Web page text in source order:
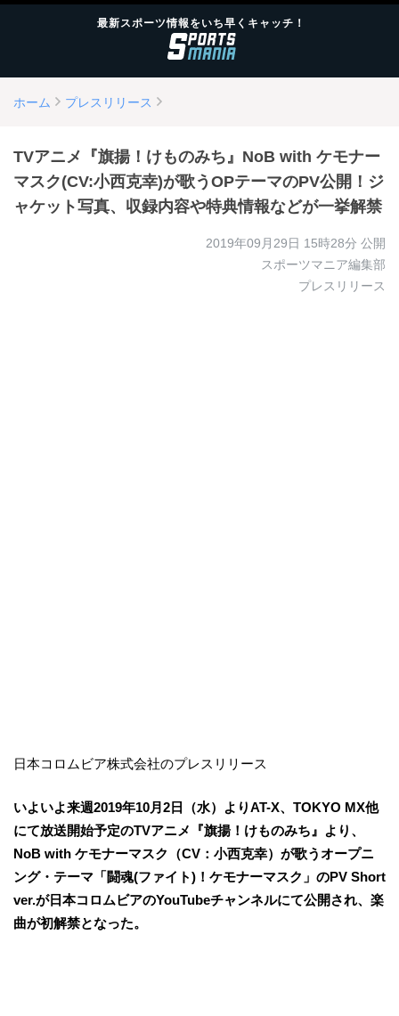
最新スポーツ情報をいち早くキャッチ！
ホーム プレスリリース
TVアニメ『旗揚！けものみち』NoB with ケモナー
マスク(CV:小西克幸)が歌うOPテーマのPV公開！ジ
ャケット写真、収録内容や特典情報などが一挙解禁
2019年09月29日 15時28分 公開
スポーツマニア編集部
プレスリリース
日本コロムビア株式会社のプレスリリース
いよいよ来週2019年10月2日（水）よりAT-X、TOKYO MX他
にて放送開始予定のTVアニメ『旗揚！けものみち』より、
NoB with ケモナーマスク（CV：小西克幸）が歌うオープニ
ング・テーマ「闘魂(ファイト)！ケモナーマスク」のPV Short
ver.が日本コロムビアのYouTubeチャンネルにて公開され、楽
曲が初解禁となった。